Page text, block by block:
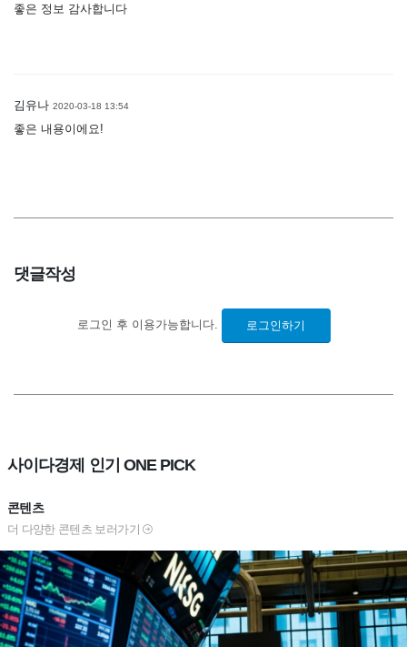
좋은 정보 감사합니다
김유나 2020-03-18 13:54
좋은 내용이에요!
댓글작성
로그인 후 이용가능합니다. 로그인하기
사이다경제 인기 ONE PICK
콘텐츠
더 다양한 콘텐츠 보러가기